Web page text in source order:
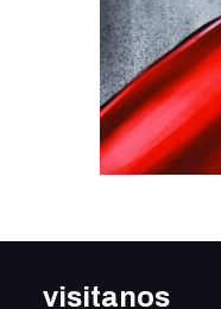
visitanos